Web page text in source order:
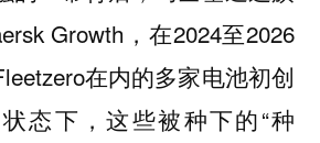
Growth，在2024至2026
在内的多家电池初创
态下，这些被种下的“种